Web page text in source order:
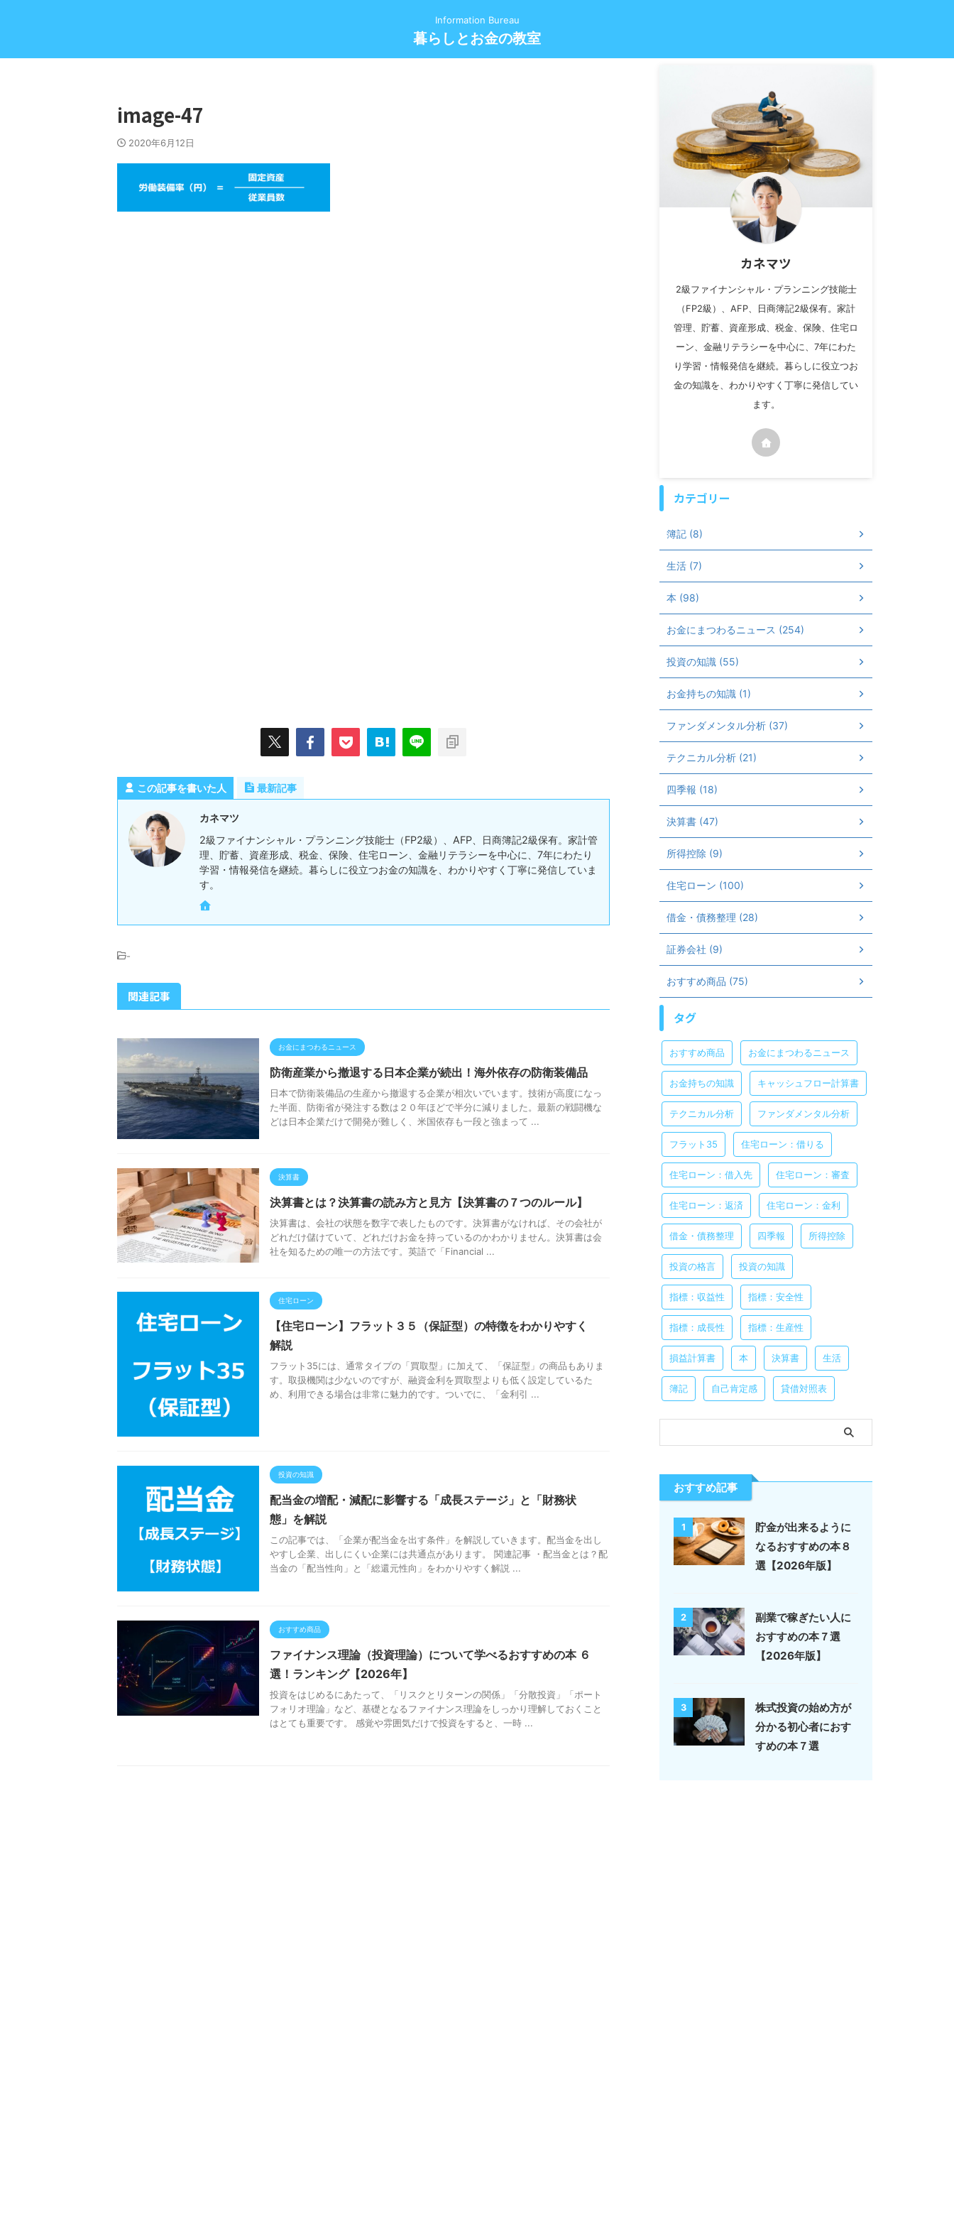
Information Bureau
暮らしとお金の教室
image-47
2020年6月12日
この記事を書いた人 最新記事
カネマツ
2級ファイナンシャル・プランニング技能士（FP2級）、AFP、日商簿記2級保有。家計管
理、貯蓄、資産形成、税金、保険、住宅ローン、金融リテラシーを中心に、7年にわたり
学習・情報発信を継続。暮らしに役立つお金の知識を、わかりやすく丁寧に発信していま
す。
-
関連記事
お金にまつわるニュース
防衛産業から撤退する日本企業が続出！海外依存の防衛装備品
日本で防衛装備品の生産から撤退する企業が相次いでいます。技術が高度になっ
た半面、防衛省が発注する数は２０年ほどで半分に減りました。最新の戦闘機な
どは日本企業だけで開発が難しく、米国依存も一段と強まって ...
決算書
決算書とは？決算書の読み方と見方【決算書の７つのルール】
決算書は、会社の状態を数字で表したものです。決算書がなければ、その会社が
どれだけ儲けていて、どれだけお金を持っているのかわかりません。決算書は会
社を知るための唯一の方法です。英語で「Financial ...
住宅ローン
【住宅ローン】フラット３５（保証型）の特徴をわかりやすく
解説
フラット35には、通常タイプの「買取型」に加えて、「保証型」の商品もありま
す。取扱機関は少ないのですが、融資金利を買取型よりも低く設定しているた
め、利用できる場合は非常に魅力的です。ついでに、「金利引 ...
投資の知識
配当金の増配・減配に影響する「成長ステージ」と「財務状
態」を解説
この記事では、「企業が配当金を出す条件」を解説していきます。配当金を出し
やすし企業、出しにくい企業には共通点があります。 関連記事 ・配当金とは？配
当金の「配当性向」と「総還元性向」をわかりやすく解説 ...
おすすめ商品
ファイナンス理論（投資理論）について学べるおすすめの本 ６
選！ランキング【2026年】
投資をはじめるにあたって、「リスクとリターンの関係」「分散投資」「ポート
フォリオ理論」など、基礎となるファイナンス理論をしっかり理解しておくこと
はとても重要です。 感覚や雰囲気だけで投資をすると、一時 ...
カネマツ
2級ファイナンシャル・プランニング技能士
（FP2級）、AFP、日商簿記2級保有。家計
管理、貯蓄、資産形成、税金、保険、住宅ロ
ーン、金融リテラシーを中心に、7年にわた
り学習・情報発信を継続。暮らしに役立つお
金の知識を、わかりやすく丁寧に発信してい
ます。
カテゴリー
簿記 (8)
生活 (7)
本 (98)
お金にまつわるニュース (254)
投資の知識 (55)
お金持ちの知識 (1)
ファンダメンタル分析 (37)
テクニカル分析 (21)
四季報 (18)
決算書 (47)
所得控除 (9)
住宅ローン (100)
借金・債務整理 (28)
証券会社 (9)
おすすめ商品 (75)
タグ
おすすめ商品 お金にまつわるニュース
お金持ちの知識 キャッシュフロー計算書
テクニカル分析 ファンダメンタル分析
フラット35 住宅ローン：借りる
住宅ローン：借入先 住宅ローン：審査
住宅ローン：返済 住宅ローン：金利
借金・債務整理 四季報 所得控除
投資の格言 投資の知識
指標：収益性 指標：安全性
指標：成長性 指標：生産性
損益計算書 本 決算書 生活
簿記 自己肯定感 貸借対照表
おすすめ記事
1
貯金が出来るように
なるおすすめの本８
選【2026年版】
2
副業で稼ぎたい人に
おすすめの本７選
【2026年版】
3
株式投資の始め方が
分かる初心者におす
すめの本７選